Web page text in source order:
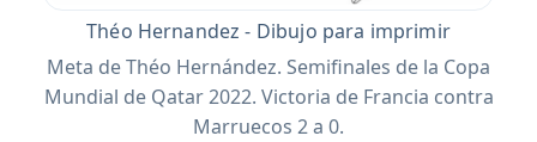
Théo Hernandez - Dibujo para imprimir
Meta de Théo Hernández. Semifinales de la Copa
Mundial de Qatar 2022. Victoria de Francia contra
Marruecos 2 a 0.